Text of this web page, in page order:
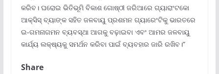
କରିବ। ଘରୋଇ ଭିତିଭୂମି ବିକାଶ ଗୋଷ୍ଠୀ ଜରିଆରେ ଗ୍ୟାରାଂଟକୋ
ଆକ୍ସିସ୍ ବ୍ୟାଙ୍କ ସହିତ ଜଳବାୟୁ ପ୍ରଶମନ ଗ୍ୟାରେଂଟିକୁ ଭାରତରେ
ଇ-ଗମନାଗମନ ବ୍ୟବସ୍ଥା ଆଗକୁ ବଢ଼ାଇବା ଏବଂ ଆମର ଜଳବାୟୁ
କାର୍ଯ୍ୟ ଲକ୍ଷ୍ୟକୁ ସମର୍ଥନ କରିବା ପାଇଁ ବ୍ୟବହାର ଜାରି ରଖିବ।”
Share